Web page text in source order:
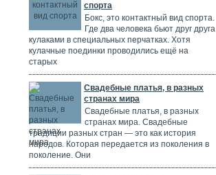
спорта
Бокс, это контактный вид спорта.
Где два человека бьют друг друга
кулаками в специальных перчатках. Хотя
кулачные поединки проводились ещё на
старых
Свадебные платья, в разных
странах мира
Свадебные платья, в разных
странах мира. Свадебные
традиции разных стран — это как история
народов. Которая передается из поколения в
поколение. Они